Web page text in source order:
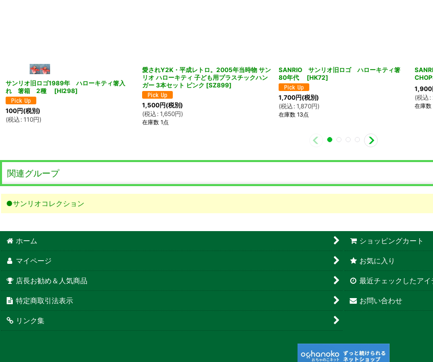
サンリオ旧ロゴ1989年 ハローキティ箸入
れ 箸箱 2種
[HI298]
100円(税別)
(税込 : 110円)
愛されY2K・平成レトロ。2005年当時物 サン
リオ ハローキティ 子ども用プラスチックハン
ガー 3本セット ピンク [SZ899]
1,500円(税別)
(税込 : 1,650円)
在庫数 1点
SANRIO サンリオ旧ロゴ ハローキティ箸
80年代
[HK72]
1,700円(税別)
(税込 : 1,870円)
在庫数 13点
1,900
(税込 :
在庫数
関連グループ
●サンリオコレクション
ホーム ショッピングカート
マイページ お気に入り
店長お勧め＆人気商品 最近チェックしたアイ
特定商取引法表示 お問い合わせ
リンク集